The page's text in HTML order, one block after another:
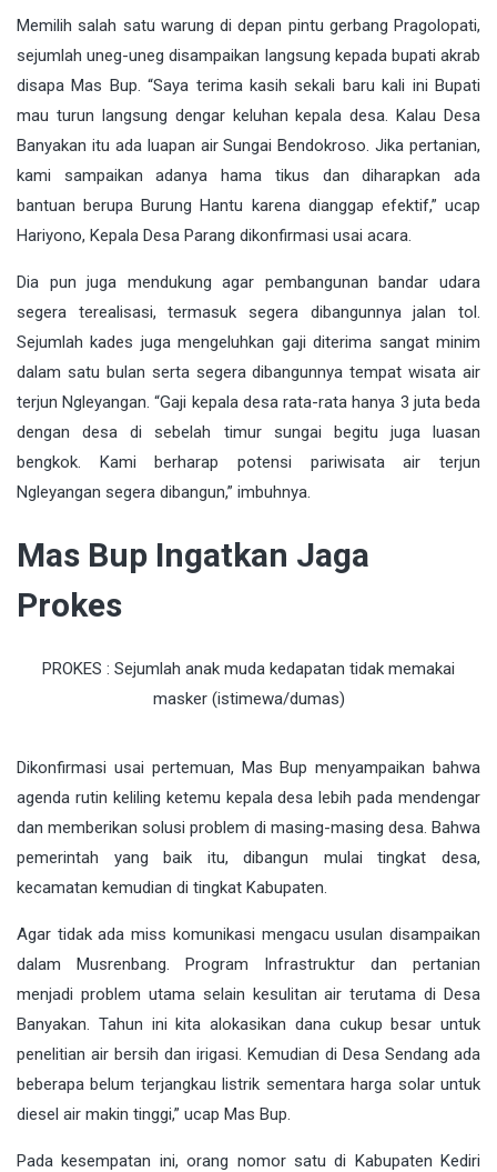
Memilih salah satu warung di depan pintu gerbang Pragolopati,
sejumlah uneg-uneg disampaikan langsung kepada bupati akrab
disapa Mas Bup. “Saya terima kasih sekali baru kali ini Bupati
mau turun langsung dengar keluhan kepala desa. Kalau Desa
Banyakan itu ada luapan air Sungai Bendokroso. Jika pertanian,
kami sampaikan adanya hama tikus dan diharapkan ada
bantuan berupa Burung Hantu karena dianggap efektif,” ucap
Hariyono, Kepala Desa Parang dikonfirmasi usai acara.
Dia pun juga mendukung agar pembangunan bandar udara
segera terealisasi, termasuk segera dibangunnya jalan tol.
Sejumlah kades juga mengeluhkan gaji diterima sangat minim
dalam satu bulan serta segera dibangunnya tempat wisata air
terjun Ngleyangan. “Gaji kepala desa rata-rata hanya 3 juta beda
dengan desa di sebelah timur sungai begitu juga luasan
bengkok. Kami berharap potensi pariwisata air terjun
Ngleyangan segera dibangun,” imbuhnya.
Mas Bup Ingatkan Jaga
Prokes
PROKES : Sejumlah anak muda kedapatan tidak memakai
masker (istimewa/dumas)
Dikonfirmasi usai pertemuan, Mas Bup menyampaikan bahwa
agenda rutin keliling ketemu kepala desa lebih pada mendengar
dan memberikan solusi problem di masing-masing desa. Bahwa
pemerintah yang baik itu, dibangun mulai tingkat desa,
kecamatan kemudian di tingkat Kabupaten.
Agar tidak ada miss komunikasi mengacu usulan disampaikan
dalam Musrenbang. Program Infrastruktur dan pertanian
menjadi problem utama selain kesulitan air terutama di Desa
Banyakan. Tahun ini kita alokasikan dana cukup besar untuk
penelitian air bersih dan irigasi. Kemudian di Desa Sendang ada
beberapa belum terjangkau listrik sementara harga solar untuk
diesel air makin tinggi,” ucap Mas Bup.
Pada kesempatan ini, orang nomor satu di Kabupaten Kediri